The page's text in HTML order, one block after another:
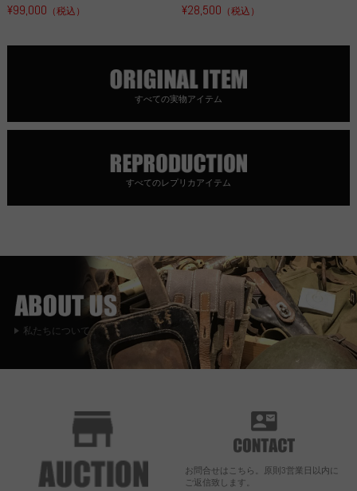
¥99,000 （税込） ¥28,500 （税込）
すべての実物アイテム
すべてのレプリカアイテム
私たちについて
お問合せはこちら。原則3営業日以内に
ご返信致します。